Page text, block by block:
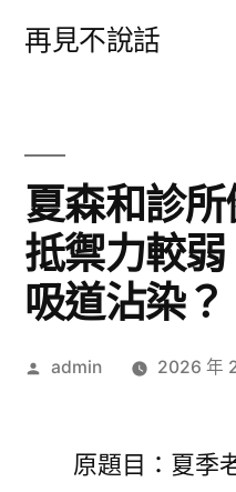
再見不說話
夏森和診
抵禦力較
吸道沾染？
作
admin 2026 年
原題目：夏季